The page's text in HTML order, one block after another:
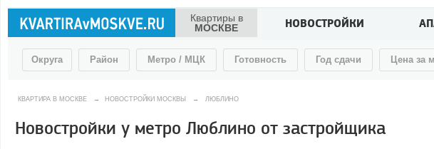
Квартиры в
МОСКВЕ
НОВОСТРОЙКИ
Округа Район Метро / МЦК Готовность Год сдачи Цена за
КВАРТИРА В МОСКВЕ → НОВОСТРОЙКИ МОСКВЫ → ЛЮБЛИНО
Новостройки у метро Люблино от застройщика